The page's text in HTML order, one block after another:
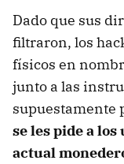
Dado que sus
filtraron, los
físicos en
junto a las
supuestamente
se les pide a
actual